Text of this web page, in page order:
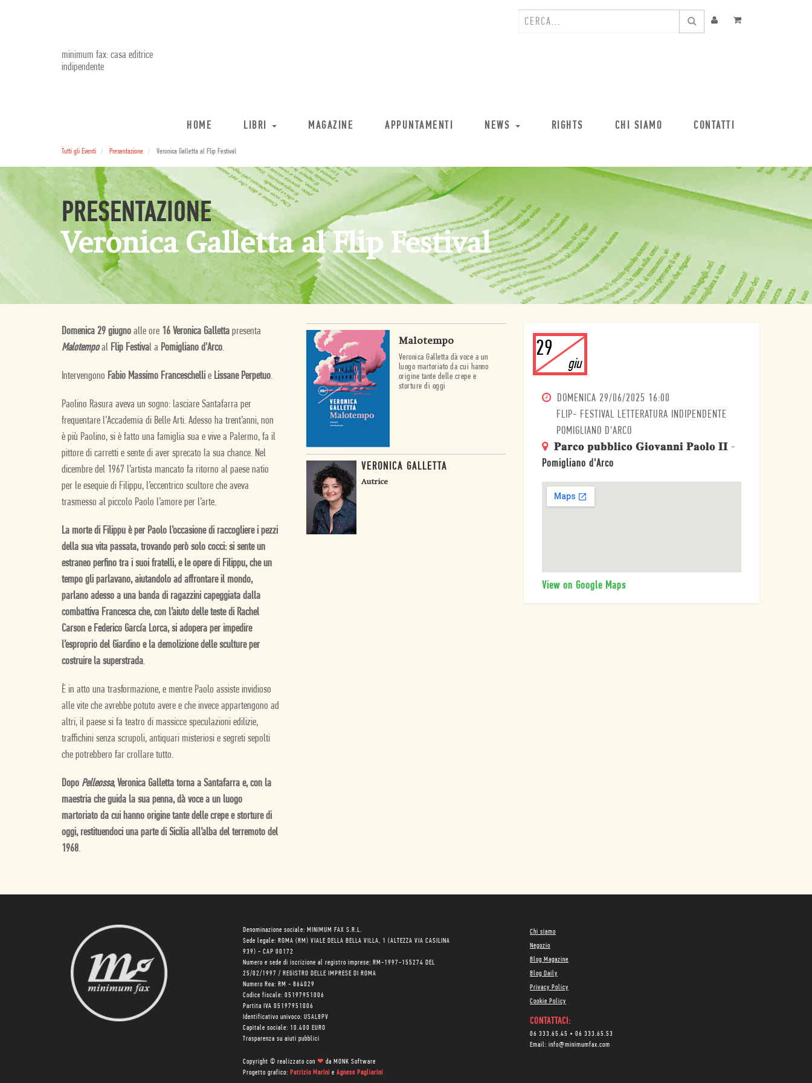
minimum fax: casa editrice
indipendente
HOME LIBRI MAGAZINE APPUNTAMENTI NEWS RIGHTS CHI SIAMO CONTATTI
Tutti gli Eventi Presentazione Veronica Galletta al Flip Festival
PRESENTAZIONE
Veronica Galletta al Flip Festival
Domenica 29 giugno alle ore 16 Veronica Galletta presenta
Malotempoal Flip Festival a Pomigliano d'Arco.
Intervengono Fabio Massimo Franceschelli e Lissane Perpetuo.
Paolino Rasura aveva un sogno: lasciare Santafarra per
frequentare l’Accademia di Belle Arti. Adesso ha trent’anni, non
è più Paolino, si è fatto una famiglia sua e vive a Palermo, fa il
pittore di carretti e sente di aver sprecato la sua chance. Nel
dicembre del 1967 l’artista mancato fa ritorno al paese natio
per le esequie di Filippu, l’eccentrico scultore che aveva
trasmesso al piccolo Paolo l’amore per l’arte.
La morte di Filippu è per Paolo l’occasione di raccogliere i pezzi
della sua vita passata, trovando però solo cocci: si sente un
estraneo perfino tra i suoi fratelli, e le opere di Filippu, che un
tempo gli parlavano, aiutandolo ad affrontare il mondo,
parlano adesso a una banda di ragazzini capeggiata dalla
combattiva Francesca che, con l’aiuto delle teste di Rachel
Carson e Federico García Lorca, si adopera per impedire
l’esproprio del Giardino e la demolizione delle sculture per
costruire la superstrada.
È in atto una trasformazione, e mentre Paolo assiste invidioso
alle vite che avrebbe potuto avere e che invece appartengono ad
altri, il paese si fa teatro di massicce speculazioni edilizie,
traffichini senza scrupoli, antiquari misteriosi e segreti sepolti
che potrebbero far crollare tutto.
Dopo Pelleossa, Veronica Galletta torna a Santafarra e, con la
maestria che guida la sua penna, dà voce a un luogo
martoriato da cui hanno origine tante delle crepe e storture di
oggi, restituendoci una parte di Sicilia all’alba del terremoto del
1968.
Malotempo
Veronica Galletta dà voce a un
luogo martoriato da cui hanno
origine tante delle crepe e
storture di oggi
VERONICA GALLETTA
Autrice
29
giu
DOMENICA 29/06/2025 16:00
FLIP- FESTIVAL LETTERATURA INDIPENDENTE
POMIGLIANO D'ARCO
𝐏𝐚𝐫𝐜𝐨 𝐩𝐮𝐛𝐛𝐥𝐢𝐜𝐨 𝐆𝐢𝐨𝐯𝐚𝐧𝐧𝐢 𝐏𝐚𝐨𝐥𝐨 𝐈𝐈 -
Pomigliano d'Arco
View on Google Maps
Denominazione sociale: MINIMUM FAX S.R.L.
Sede legale: ROMA (RM) VIALE DELLA BELLA VILLA, 1 (ALTEZZA VIA CASILINA
939) - CAP 00172
Numero e sede di iscrizione al registro imprese: RM-1997-155274 DEL
25/02/1997 / REGISTRO DELLE IMPRESE DI ROMA
Numero Rea: RM - 864029
Codice fiscale: 05197951006
Partita IVA 05197951006
Identificativo univoco: USAL8PV
Capitale sociale: 10.400 EURO
Trasparenza su aiuti pubblici
Copyright © realizzato con ❤ da MONK Software
Progetto grafico: Patrizio Marini e Agnese Pagliarini
Chi siamo
Negozio
Blog Magazine
Blog Daily
Privacy Policy
Cookie Policy
CONTATTACI:
06 333.65.45 • 06 333.65.53
Email: info@minimumfax.com